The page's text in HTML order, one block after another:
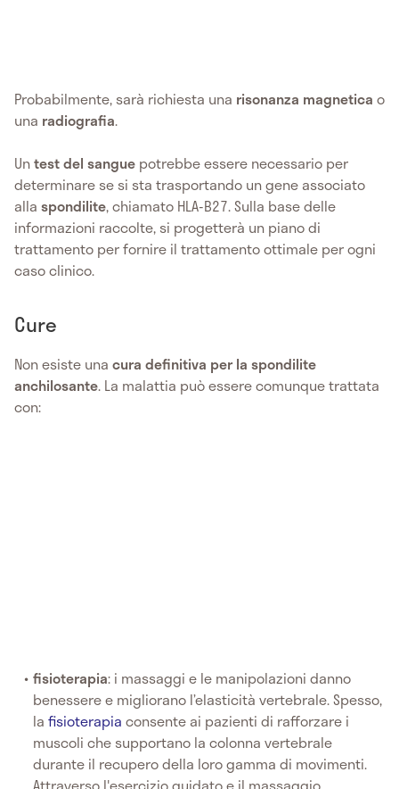
Probabilmente, sarà richiesta una risonanza magnetica o
una radiografia.
Untest del sangue potrebbe essere necessario per
determinare se si sta trasportando un gene associato
alla spondilite, chiamato HLA-B27. Sulla base delle
informazioni raccolte, si progetterà un piano di
trattamento per fornire il trattamento ottimale per ogni
caso clinico.
Cure
Non esiste una cura definitiva per la spondilite
anchilosante. La malattia può essere comunque trattata
con:
fisioterapia: i massaggi e le manipolazioni danno
benessere e migliorano l’elasticità vertebrale. Spesso,
lafisioterapia consente ai pazienti di rafforzare i
muscoli che supportano la colonna vertebrale
durante il recupero della loro gamma di movimenti.